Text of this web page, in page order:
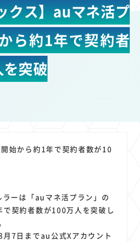
51 電波状況 49 ドコモ 48
ット 36 ビジネスシーン 31
SIM 27 電波 27 全国 24 楽天モバイル 22
22 22
14 動画配信 14
ル 6 モバイルルーター 6 新幹線 5
イント 海外料金 3 学割 3
2 2 2
2 フードデリバリー 2 TikTok 2
クス】auマネ活プ
ら約1年で契約者
突破
始から約1年で契約者数が10
ーは「auマネ活プラン」の
で契約者数が100万人を突破し
7日までau公式Xアカウント